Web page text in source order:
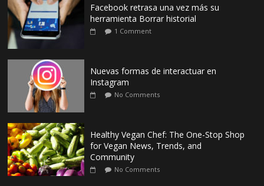
Facebook retrasa una vez más su
herramienta Borrar historial
1 Comment
Nuevas formas de interactuar en
Instagram
No Comments
Healthy Vegan Chef: The One-Stop Shop
for Vegan News, Trends, and
Community
No Comments